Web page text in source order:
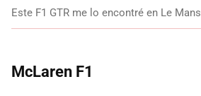
Este F1 GTR me lo encontré en Le Mans
McLaren F1